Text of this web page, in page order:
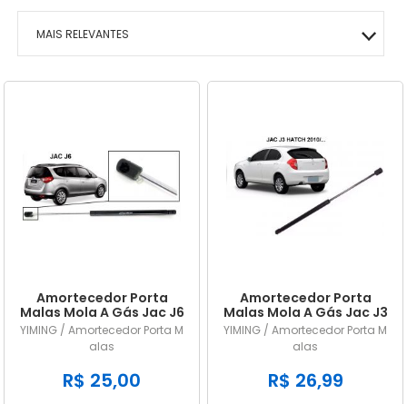
MAIS RELEVANTES
MAIS VENDIDOS
MAIOR PREÇO
A - Z
Amortecedor Porta
Malas Mola A Gás Jac J6
Todos
YIMING / Amortecedor Porta M
alas
R$ 25,00
Amortecedor Porta
Malas Mola A Gás Jac J3
Hatch 2010/...
YIMING / Amortecedor Porta M
alas
R$ 26,99